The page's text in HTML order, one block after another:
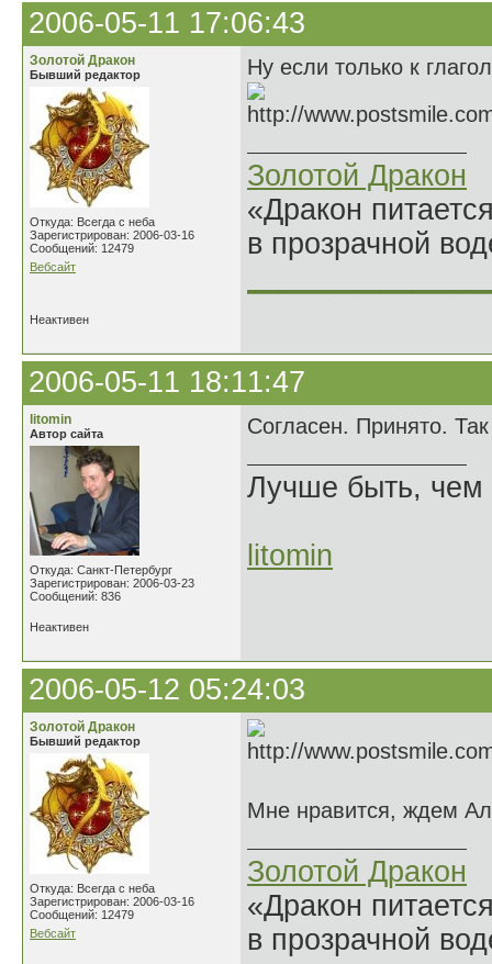
2006-05-11 17:06:43
Золотой Дракон
Бывший редактор
Откуда: Всегда с неба
Зарегистрирован: 2006-03-16
Сообщений: 12479
Вебсайт
Ну если только к
Золотой Дракон
«Дракон
в прозрачной
Неактивен
2006-05-11 18:11:47
litomin
Автор сайта
Откуда: Санкт-Петербург
Зарегистрирован: 2006-03-23
Сообщений: 836
Согласен. Принято.
Лучше быть, чем
litomin
Неактивен
2006-05-12 05:24:03
Золотой Дракон
Бывший редактор
Откуда: Всегда с неба
Зарегистрирован: 2006-03-16
Сообщений: 12479
Вебсайт
Мне нравится, ждем
Золотой Дракон
«Дракон
в прозрачной